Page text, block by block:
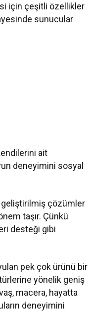
için çeşitli özellikler
sunucular
ait
deneyimini sosyal
geliştirilmiş çözümler
taşır. Çünkü
desteği gibi
pek çok ürünü bir
türlerine yönelik geniş
macera, hayatta
deneyimini